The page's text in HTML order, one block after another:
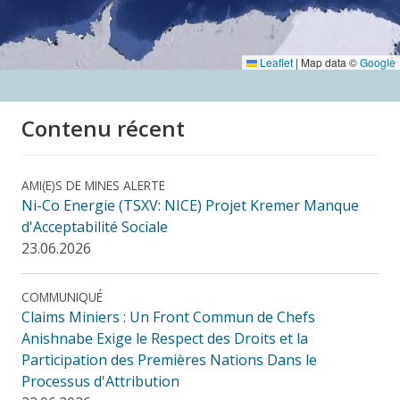
Leaflet | Map data ©Google
Contenu récent
AMI(E)S DE MINES ALERTE
Ni-Co Energie (TSXV: NICE) Projet Kremer Manque
d'Acceptabilité Sociale
23.06.2026
COMMUNIQUÉ
Claims Miniers : Un Front Commun de Chefs
Anishnabe Exige le Respect des Droits et la
Participation des Premières Nations Dans le
Processus d'Attribution